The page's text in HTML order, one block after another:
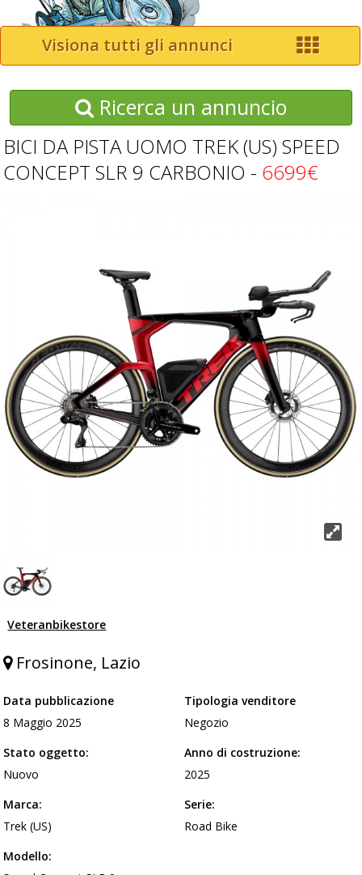
Visiona tutti gli annunci
Ricerca un annuncio
BICI DA PISTA UOMO TREK (US) SPEED
CONCEPT SLR 9 CARBONIO - 6699€
Veteranbikestore
Frosinone, Lazio
Data pubblicazione
8 Maggio 2025
Tipologia venditore
Negozio
Stato oggetto:
Nuovo
Anno di costruzione:
2025
Marca:
Trek (US)
Serie:
Road Bike
Modello: